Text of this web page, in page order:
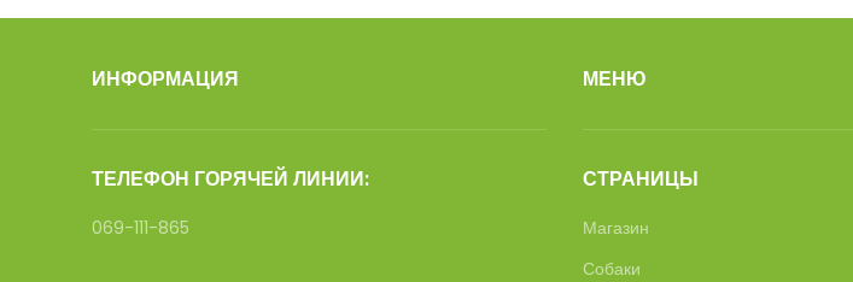
ИНФОРМАЦИЯ
ТЕЛЕФОН ГОРЯЧЕЙ ЛИНИИ:
069-111-865
МЕНЮ
СТРАНИЦЫ
Магазин
Собаки